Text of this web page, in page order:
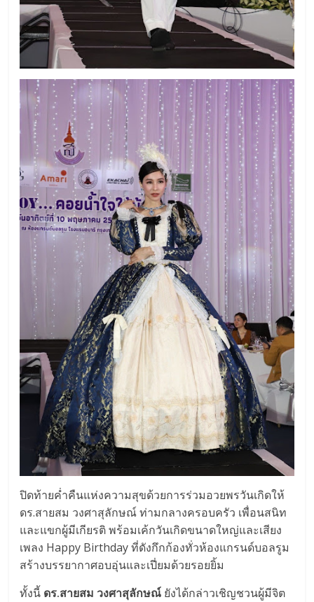
ปิดท้ายค่ำคืนแห่งความสุขด้วยการร่วมอวยพรวันเกิดให้
ดร.สายสม วงศาสุลักษณ์ ท่ามกลางครอบครัว เพื่อนสนิท
และแขกผู้มีเกียรติ พร้อมเค้กวันเกิดขนาดใหญ่และเสียง
เพลง Happy Birthday ที่ดังกึกก้องทั่วห้องแกรนด์บอลรูม
สร้างบรรยากาศอบอุ่นและเปี่ยมด้วยรอยยิ้ม
ทั้งนี้ ดร.สายสม วงศาสุลักษณ์ ยังได้กล่าวเชิญชวนผู้มีจิต